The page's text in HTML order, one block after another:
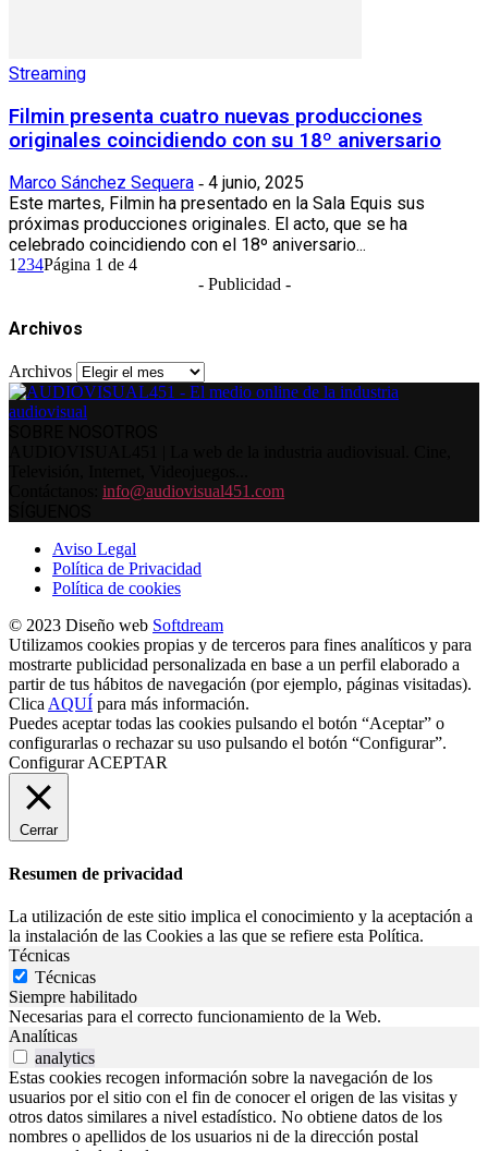
Streaming
Filmin presenta cuatro nuevas producciones
originales coincidiendo con su 18º aniversario
Marco Sánchez Sequera - 4 junio, 2025
Este martes, Filmin ha presentado en la Sala Equis sus
próximas producciones originales. El acto, que se ha
celebrado coincidiendo con el 18º aniversario...
1 234Página 1 de 4
- Publicidad -
Archivos
Archivos
info@audiovisual451.com
Aviso Legal
Política de Privacidad
Política de cookies
© 2023 Diseño web Softdream
Utilizamos cookies propias y de terceros para fines analíticos y para
mostrarte publicidad personalizada en base a un perfil elaborado a
partir de tus hábitos de navegación (por ejemplo, páginas visitadas).
Clica AQUÍ para más información.
Puedes aceptar todas las cookies pulsando el botón “Aceptar” o
configurarlas o rechazar su uso pulsando el botón “Configurar”.
Configurar ACEPTAR
Cerrar
Resumen de privacidad
La utilización de este sitio implica el conocimiento y la aceptación a
la instalación de las Cookies a las que se refiere esta Política.
Técnicas
Técnicas
Siempre habilitado
Necesarias para el correcto funcionamiento de la Web.
Analíticas
analytics
Estas cookies recogen información sobre la navegación de los
usuarios por el sitio con el fin de conocer el origen de las visitas y
otros datos similares a nivel estadístico. No obtiene datos de los
nombres o apellidos de los usuarios ni de la dirección postal